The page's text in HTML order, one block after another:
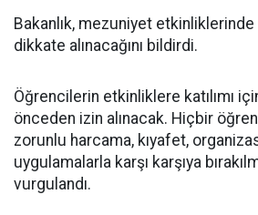
Bakanlık, mezuniyet etkinliklerinde
dikkate alınacağını bildirdi.
Öğrencilerin etkinliklere katılımı
önceden izin alınacak. Hiçbir
zorunlu harcama, kıyafet,
uygulamalarla karşı karşıya
vurgulandı.